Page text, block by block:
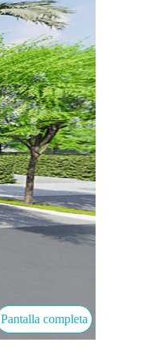
Pantalla completa